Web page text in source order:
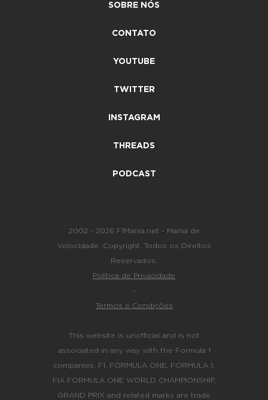
SOBRE NÓS
CONTATO
YOUTUBE
TWITTER
INSTAGRAM
THREADS
PODCAST
2002 - 2026 F1Mania.net - Mania de
Velocidade. Copyright. Todos os Direitos
Reservados.
Política de Privacidade
-
Termos e Condições
This website is unofficial and is not
associated in any way with the Formula 1
companies. F1, FORMULA ONE, FORMULA 1,
FIA FORMULA ONE WORLD CHAMPIONSHIP,
GRAND PRIX and related marks are trade